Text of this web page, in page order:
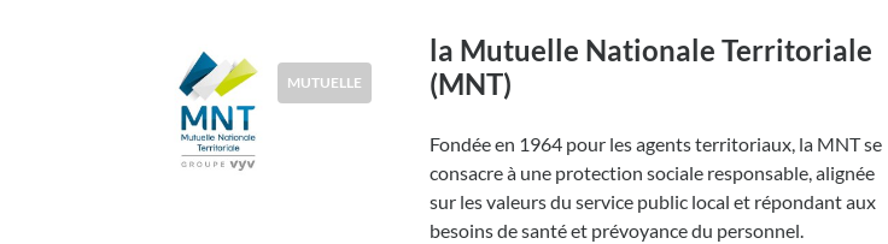
MUTUELLE
la Mutuelle Nationale Territoriale
(MNT)
Fondée en 1964 pour les agents territoriaux, la MNT se
consacre à une protection sociale responsable, alignée
sur les valeurs du service public local et répondant aux
besoins de santé et prévoyance du personnel.